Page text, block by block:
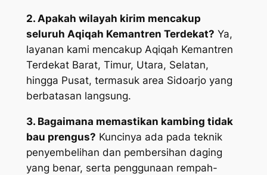
2. Apakah wilayah kirim mencakup
seluruh Aqiqah Kemantren Terdekat? Ya,
layanan kami mencakup Aqiqah Kemantren
Terdekat Barat, Timur, Utara, Selatan,
hingga Pusat, termasuk area Sidoarjo yang
berbatasan langsung.
3. Bagaimana memastikan kambing tidak
bau prengus? Kuncinya ada pada teknik
penyembelihan dan pembersihan daging
yang benar, serta penggunaan rempah-